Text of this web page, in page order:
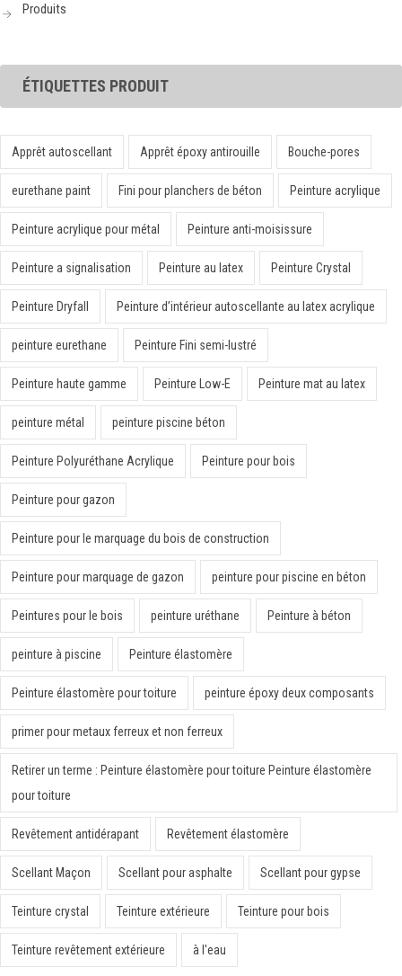
Produits
ÉTIQUETTES PRODUIT
Apprêt autoscellant Apprêt époxy antirouille Bouche-pores
eurethane paint Fini pour planchers de béton Peinture acrylique
Peinture acrylique pour métal Peinture anti-moisissure
Peinture a signalisation Peinture au latex Peinture Crystal
Peinture Dryfall Peinture d’intérieur autoscellante au latex acrylique
peinture eurethane Peinture Fini semi-lustré
Peinture haute gamme Peinture Low-E Peinture mat au latex
peinture métal peinture piscine béton
Peinture Polyuréthane Acrylique Peinture pour bois
Peinture pour gazon
Peinture pour le marquage du bois de construction
Peinture pour marquage de gazon peinture pour piscine en béton
Peintures pour le bois peinture uréthane Peinture à béton
peinture à piscine Peinture élastomère
Peinture élastomère pour toiture peinture époxy deux composants
primer pour metaux ferreux et non ferreux
Retirer un terme : Peinture élastomère pour toiture Peinture élastomère
pour toiture
Revêtement antidérapant Revêtement élastomère
Scellant Maçon Scellant pour asphalte Scellant pour gypse
Teinture crystal Teinture extérieure Teinture pour bois
Teinture revêtement extérieure à l'eau